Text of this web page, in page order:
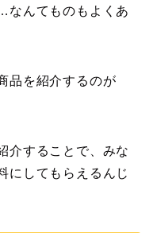
なんてものもよくあ
品を紹介するのが
介することで、みな
にしてもらえるんじ